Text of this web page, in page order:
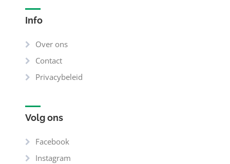
Info
Over ons
Contact
Privacybeleid
Volg ons
Facebook
Instagram